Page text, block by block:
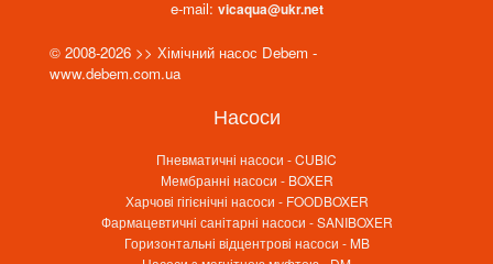
e-mail: vicaqua@ukr.net
© 2008-2026 >> Хімічний насос Debem -
www.debem.com.ua
Насоси
Пневматичні насоси - CUBIC
Мембранні насоси - BOXER
Харчові гігієнічні насоси - FOODBOXER
Фармацевтичні санітарні насоси - SANIBOXER
Горизонтальні відцентрові насоси - MB